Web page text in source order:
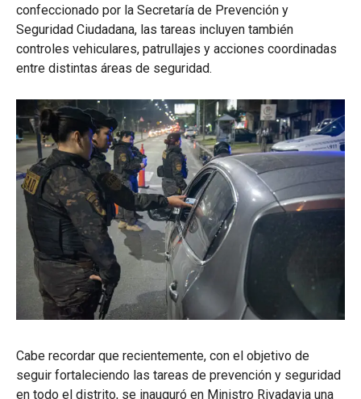
confeccionado por la Secretaría de Prevención y
Seguridad Ciudadana, las tareas incluyen también
controles vehiculares, patrullajes y acciones coordinadas
entre distintas áreas de seguridad.
Cabe recordar que recientemente, con el objetivo de
seguir fortaleciendo las tareas de prevención y seguridad
en todo el distrito, se inauguró en Ministro Rivadavia una